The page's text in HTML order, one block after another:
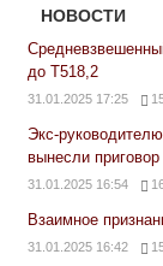
НОВОСТИ
до Т518,2
31.01.2025 17:25
Экс-
вынесли
31.01.2025 16:54
Взаимное
31.01.2025 16:42